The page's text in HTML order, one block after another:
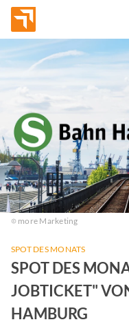
more Marketing
SPOT DES MONATS
SPOT DES
JOBTICKET"
HAMBURG